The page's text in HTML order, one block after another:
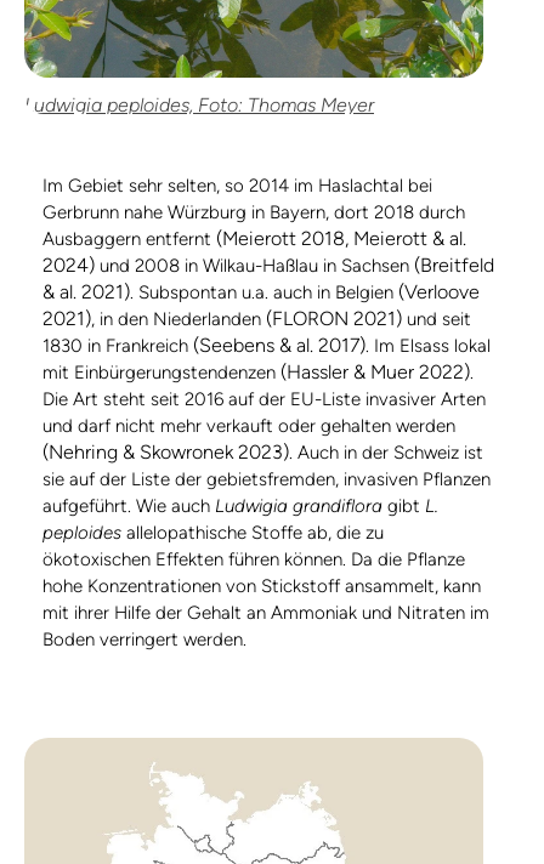
Ludwigia peploides, Foto: Thomas Meyer
Im Gebiet sehr selten, so 2014 im Haslachtal bei
Gerbrunn nahe Würzburg in Bayern, dort 2018 durch
Ausbaggern entfernt (Meierott 2018, Meierott & al.
2024) und 2008 in Wilkau-Haßlau in Sachsen (Breitfeld
& al. 2021) . Subspontan u.a. auch in Belgien (Verloove
2021), in den Niederlanden (FLORON 2021) und seit
1830 in Frankreich (Seebens & al. 2017) . Im Elsass lokal
mit Einbürgerungstendenzen (Hassler & Muer 2022)
Die Art steht seit 2016 auf der EU-Liste invasiver Arten
und darf nicht mehr verkauft oder gehalten werden
(Nehring & Skowronek 2023) . Auch in der Schweiz ist
sie auf der Liste der gebietsfremden, invasiven Pflanzen
aufgeführt. Wie auch Ludwigia grandiflora gibt L.
peploides allelopathische Stoffe ab, die zu
ökotoxischen Effekten führen können. Da die Pflanze
hohe Konzentrationen von Stickstoff ansammelt, kann
mit ihrer Hilfe der Gehalt an Ammoniak und Nitraten im
Boden verringert werden.